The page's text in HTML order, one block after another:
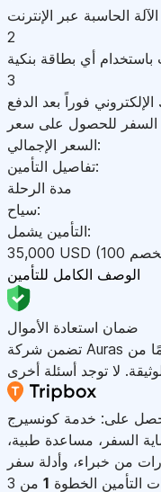
الحاسبة عبر الإنترنت
2
باستخدام أي بطاقة بنكية
3
فوراً بعد الدفع
السفر للحصول على سعر
السعر الإجمالي:
تفاصيل التأمين:
مدة الرحلة
سياح:
التأمين يشمل:
35,000 USD
الوصف الكامل للتأمين
ضمان استعادة الأموال
تضمن شركة Auras للتأمين استرداد من المبلغ خلال 14 يومًا من
على: خدمة كونسيرج
7، حزمة حماية السفر، مساعدة طبية،
التأمين الخطوة 1 من 3